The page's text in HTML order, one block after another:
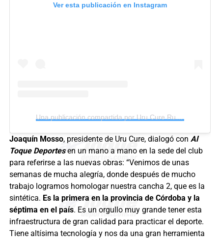
Ver esta publicación en Instagram
Una publicación compartida por Uru Cure Rugby Club (@urucureoficial)
Joaquín Mosso, presidente de Uru Cure, dialogó con Al
Toque Deportesen un mano a mano en la sede del club
para referirse a las nuevas obras: “Venimos de unas
semanas de mucha alegría, donde después de mucho
trabajo logramos homologar nuestra cancha 2, que es la
sintética. Es l a primera en la provincia de Córdoba y la
séptima en el país. Es un orgullo muy grande tener esta
infraestructura de gran calidad para practicar el deporte.
Tiene altísima tecnología y nos da una gran herramienta